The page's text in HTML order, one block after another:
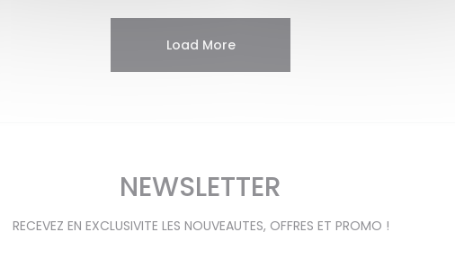
Load More
NEWSLETTER
RECEVEZ EN EXCLUSIVITE LES NOUVEAUTES, OFFRES ET PROMO !